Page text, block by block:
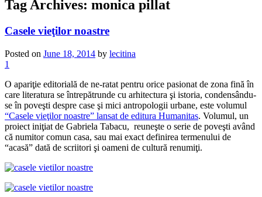
Tag Archives: monica pillat
Casele vieţilor noastre
Posted on June 18, 2014 by lecitina
1
O apariţie editorială de ne-ratat pentru orice pasionat de zona fină în
care literatura se întrepătrunde cu arhitectura şi istoria, condensându-
se în poveşti despre case şi mici antropologii urbane, este volumul
“Casele vieţilor noastre” lansat de editura Humanitas. Volumul, un
proiect iniţiat de Gabriela Tabacu, reuneşte o serie de poveşti având
că numitor comun casa, sau mai exact definirea termenului de
“acasă” dată de scriitori şi oameni de cultură renumiţi.